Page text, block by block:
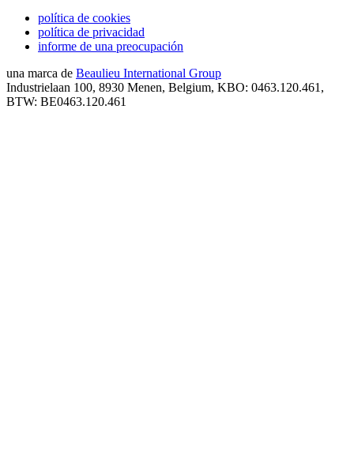
política de cookies
política de privacidad
informe de una preocupación
una marca de Beaulieu International Group
Industrielaan 100, 8930 Menen, Belgium, KBO: 0463.120.461,
BTW: BE0463.120.461